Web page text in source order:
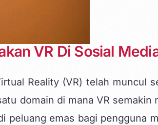
VR Di Sosial
Reality (VR) telah muncul
domain di mana VR semakin
peluang emas bagi pengguna